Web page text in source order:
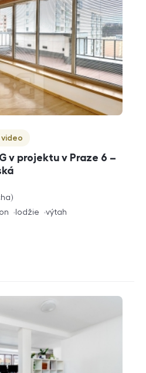
v projektu v Praze 6 –
video
lodžie výtah